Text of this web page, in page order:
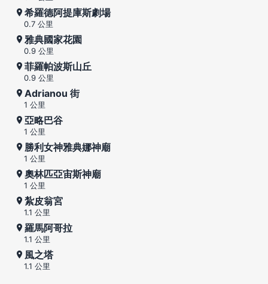
希羅德阿提庫斯劇場
0.7 公里
雅典國家花園
0.9 公里
菲羅帕波斯山丘
0.9 公里
Adrianou 街
1 公里
亞略巴谷
1 公里
勝利女神雅典娜神廟
1 公里
奧林匹亞宙斯神廟
1 公里
紮皮翁宮
1.1 公里
羅馬阿哥拉
1.1 公里
風之塔
1.1 公里